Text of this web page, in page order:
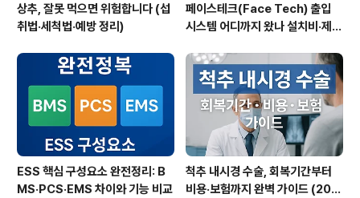
상추, 잘못 먹으면 위험합니다 (섭
취법·세척법·예방 정리)
페이스테크(Face Tech) 출입
시스템 어디까지 왔나 설치비·제품
ESS 핵심 구성요소 완전정리: B
MS·PCS·EMS 차이와 기능 비교
척추 내시경 수술, 회복기간부터
비용·보험까지 완벽 가이드 (202